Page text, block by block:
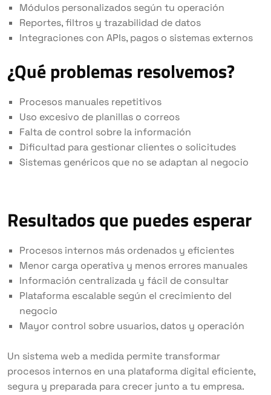
Módulos personalizados según tu operación
Reportes, filtros y trazabilidad de datos
Integraciones con APIs, pagos o sistemas externos
¿Qué problemas resolvemos?
Procesos manuales repetitivos
Uso excesivo de planillas o correos
Falta de control sobre la información
Dificultad para gestionar clientes o solicitudes
Sistemas genéricos que no se adaptan al negocio
Resultados que puedes esperar
Procesos internos más ordenados y eficientes
Menor carga operativa y menos errores manuales
Información centralizada y fácil de consultar
Plataforma escalable según el crecimiento del
negocio
Mayor control sobre usuarios, datos y operación
Un sistema web a medida permite transformar
procesos internos en una plataforma digital eficiente,
segura y preparada para crecer junto a tu empresa.